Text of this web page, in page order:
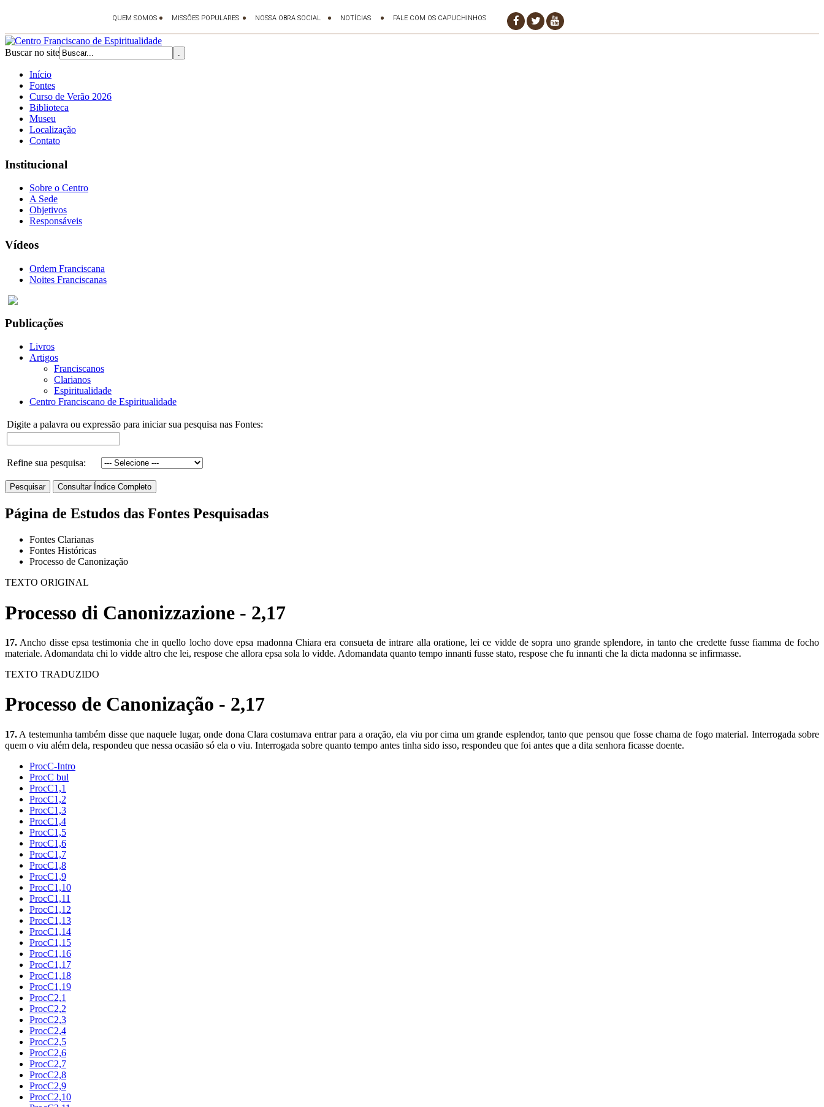
Buscar no site
Início
Fontes
Curso de Verão 2026
Biblioteca
Museu
Localização
Contato
Institucional
Sobre o Centro
A Sede
Objetivos
Responsáveis
Vídeos
Ordem Franciscana
Noites Franciscanas
Publicações
Livros
Artigos
Franciscanos
Clarianos
Espiritualidade
Centro Franciscano de Espiritualidade
Digite a palavra ou expressão para iniciar sua pesquisa nas Fontes:
Refine sua pesquisa:
Página de Estudos das Fontes Pesquisadas
Fontes Clarianas
Fontes Históricas
Processo de Canonização
TEXTO ORIGINAL
Processo di Canonizzazione - 2,17
17. Ancho disse epsa testimonia che in quello locho dove epsa madonna Chiara era consueta de intrare alla oratione, lei ce vidde de sopra uno grande splendore, in tanto che credette fusse fiamma de focho
materiale. Adomandata chi lo vidde altro che lei, respose che allora epsa sola lo vidde. Adomandata quanto tempo innanti fusse stato, respose che fu innanti che la dicta madonna se infirmasse.
TEXTO TRADUZIDO
Processo de Canonização - 2,17
17. A testemunha também disse que naquele lugar, onde dona Clara costumava entrar para a oração, ela viu por cima um grande esplendor, tanto que pensou que fosse chama de fogo material. Interrogada sobre
quem o viu além dela, respondeu que nessa ocasião só ela o viu. Interrogada sobre quanto tempo antes tinha sido isso, respondeu que foi antes que a dita senhora ficasse doente.
ProcC-Intro
ProcC bul
ProcC1,1
ProcC1,2
ProcC1,3
ProcC1,4
ProcC1,5
ProcC1,6
ProcC1,7
ProcC1,8
ProcC1,9
ProcC1,10
ProcC1,11
ProcC1,12
ProcC1,13
ProcC1,14
ProcC1,15
ProcC1,16
ProcC1,17
ProcC1,18
ProcC1,19
ProcC2,1
ProcC2,2
ProcC2,3
ProcC2,4
ProcC2,5
ProcC2,6
ProcC2,7
ProcC2,8
ProcC2,9
ProcC2,10